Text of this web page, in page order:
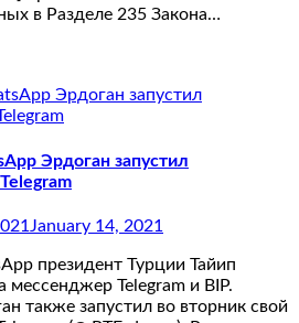
в Разделе 235 Закона…
Эрдоган запустил
January 14, 2021
президент Турции Тайип
мессенджер Telegram и BIP.
также запустил во вторник свой